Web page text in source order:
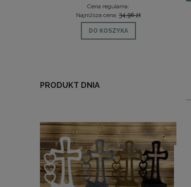
Cena regularna:
Najniższa cena:34,96 zł
DO KOSZYKA
PRODUKT DNIA